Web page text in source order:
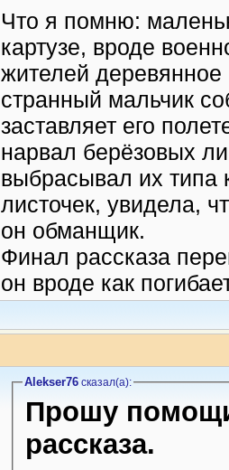
Что я помню:
картузе, вроде
жителей деревянное
странный мальчик
заставляет его
нарвал берёзовых
выбрасывал их типа
листочек, увидела,
он обманщик.
Финал рассказа
он вроде как
Alekser76сказал(a):
Прошу
рассказа.